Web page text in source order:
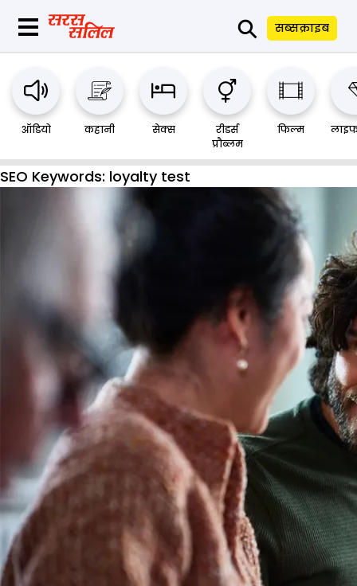
⚲ सब्सक्राइब
ऑडियो कहानी सेक्स
रीडर्स
प्रौब्लम
फिल्म
SEO Keywords: loyalty test